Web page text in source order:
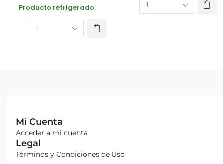
Producto refrigerado
Mi Cuenta
Acceder a mi cuenta
Legal
Términos y Condiciones de Uso